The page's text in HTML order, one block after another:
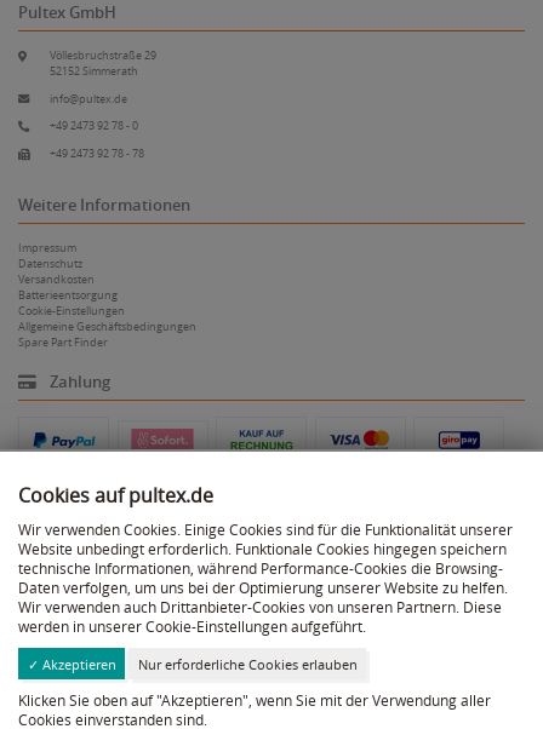
Pultex GmbH
Völlesbruchstraße 29
52152 Simmerath
info@pultex.de
+49 2473 92 78 - 0
+49 2473 92 78 - 78
Weitere Informationen
Impressum
Datenschutz
Versandkosten
Batterieentsorgung
Cookie-Einstellungen
Allgemeine Geschäftsbedingungen
Spare Part Finder
Zahlung
Versand
Facebook
Instagram
Cookies auf pultex.de
Wir verwenden Cookies. Einige Cookies sind für die Funktionalität unserer
Website unbedingt erforderlich. Funktionale Cookies hingegen speichern
technische Informationen, während Performance-Cookies die Browsing-
Daten verfolgen, um uns bei der Optimierung unserer Website zu helfen.
Wir verwenden auch Drittanbieter-Cookies von unseren Partnern. Diese
werden in unserer Cookie-Einstellungen aufgeführt.
✓ Akzeptieren
Nur erforderliche Cookies erlauben
Klicken Sie oben auf "Akzeptieren", wenn Sie mit der Verwendung aller
Cookies einverstanden sind.